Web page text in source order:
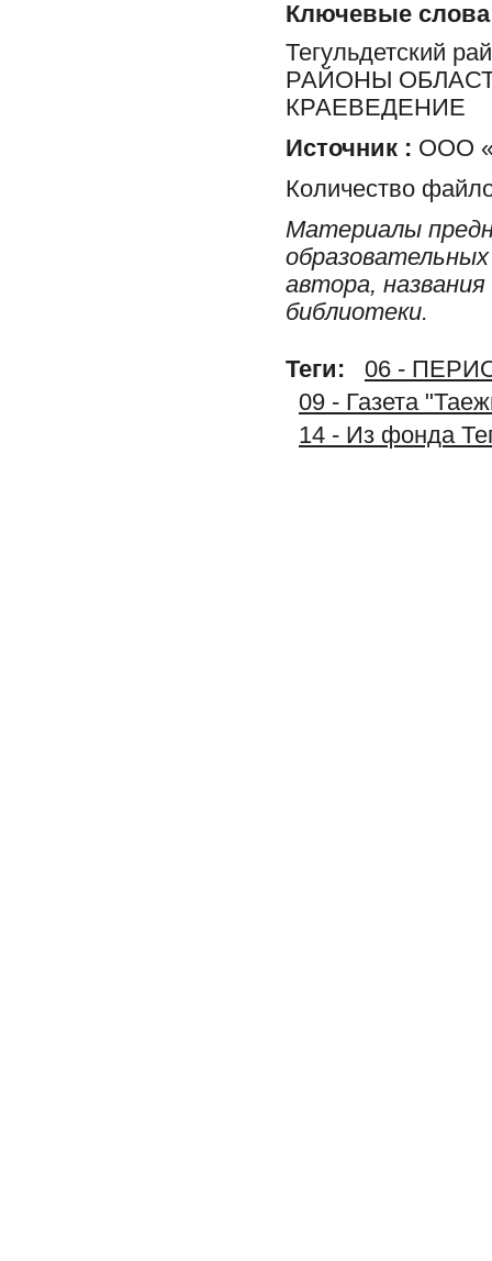
Ключевые слова
Тегульдетский
РАЙОНЫ
КРАЕВЕДЕНИЕ
Источник : ООО
Количество
Материалы
автора,
библиотеки.
Теги:
06 -
09 - Газета
14 - Из фонда